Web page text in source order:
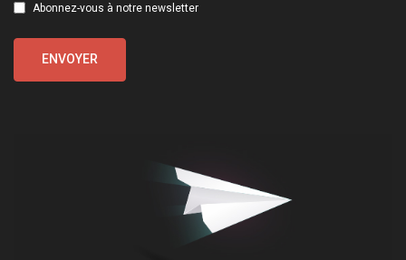
Abonnez-vous à notre newsletter